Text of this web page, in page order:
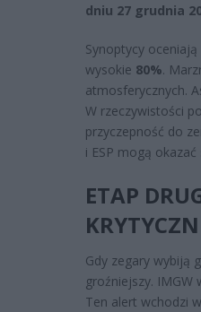
dniu 27 grudnia
Synoptycy
wysokie 80%.
atmosferycznych.
W rzeczywistości
przyczepność do
i ESP mogą
ETAP
Gdy zegary wybiją
groźniejszy.
Ten alert wchodzi